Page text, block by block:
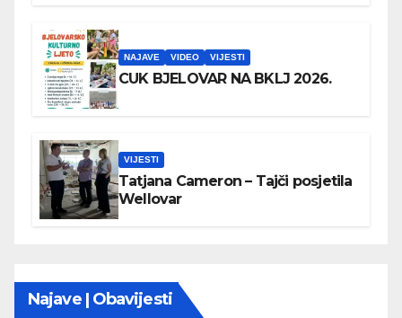
NAJAVE VIDEO VIJESTI
CUK BJELOVAR NA BKLJ 2026.
VIJESTI
Tatjana Cameron – Tajči posjetila
Wellovar
Najave | Obavijesti